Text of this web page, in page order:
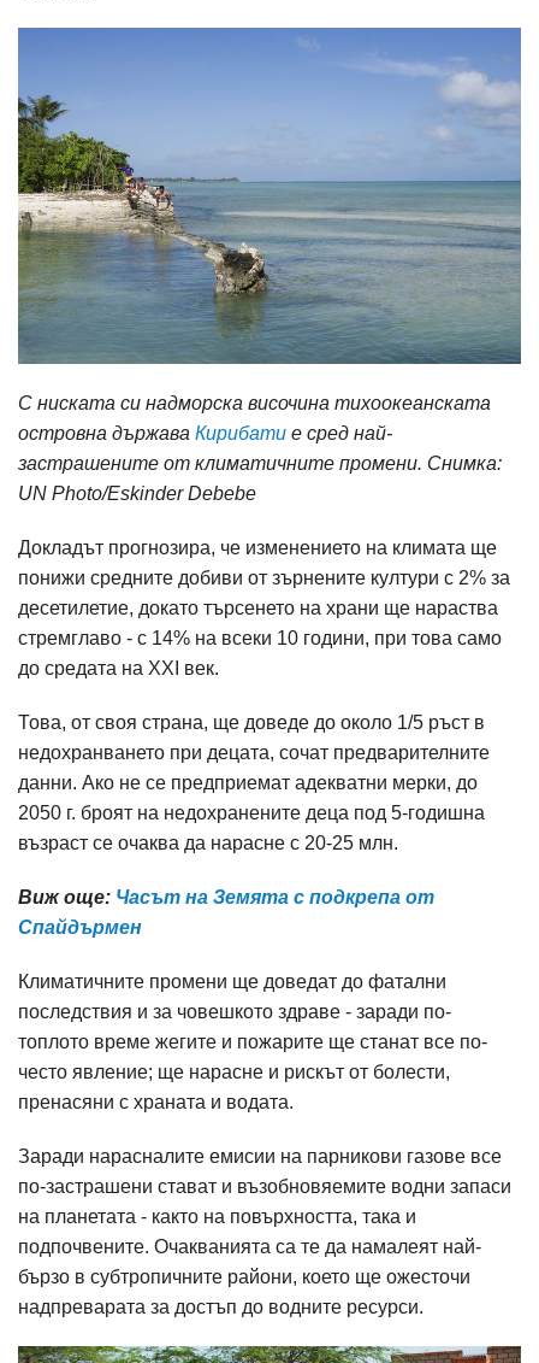
С ниската си надморска височина тихоокеанската
островна държава Кирибати е сред най-
застрашените от климатичните промени. Снимка:
UN Photo/Eskinder Debebe
Докладът прогнозира, че изменението на климата ще
понижи средните добиви от зърнените култури с 2% за
десетилетие, докато търсенето на храни ще нараства
стремглаво - с 14% на всеки 10 години, при това само
до средата на XXI век.
Това, от своя страна, ще доведе до около 1/5 ръст в
недохранването при децата, сочат предварителните
данни. Ако не се предприемат адекватни мерки, до
2050 г. броят на недохранените деца под 5-годишна
възраст се очаква да нарасне с 20-25 млн.
Виж още: Часът на Земята с подкрепа от
Спайдърмен
Климатичните промени ще доведат до фатални
последствия и за човешкото здраве - заради по-
топлото време жегите и пожарите ще станат все по-
често явление; ще нарасне и рискът от болести,
пренасяни с храната и водата.
Заради нарасналите емисии на парникови газове все
по-застрашени стават и възобновяемите водни запаси
на планетата - както на повърхността, така и
подпочвените. Очакванията са те да намалеят най-
бързо в субтропичните райони, което ще ожесточи
надпреварата за достъп до водните ресурси.